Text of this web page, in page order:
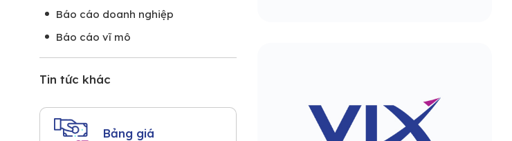
Báo cáo doanh nghiệp
Báo cáo vĩ mô
Tin tức khác
Bảng giá